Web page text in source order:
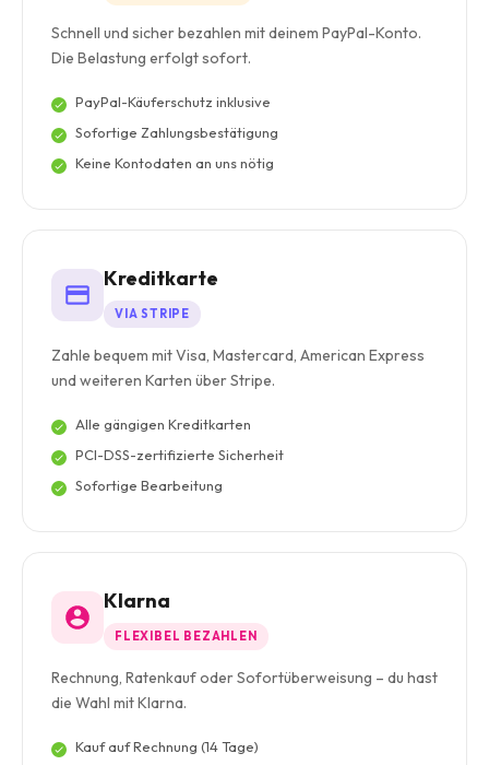
Schnell und sicher bezahlen mit deinem PayPal-Konto.
Die Belastung erfolgt sofort.
PayPal-Käuferschutz inklusive
Sofortige Zahlungsbestätigung
Keine Kontodaten an uns nötig
Kreditkarte
VIA STRIPE
Zahle bequem mit Visa, Mastercard, American Express
und weiteren Karten über Stripe.
Alle gängigen Kreditkarten
PCI-DSS-zertifizierte Sicherheit
Sofortige Bearbeitung
Klarna
FLEXIBEL BEZAHLEN
Rechnung, Ratenkauf oder Sofortüberweisung – du hast
die Wahl mit Klarna.
Kauf auf Rechnung (14 Tage)